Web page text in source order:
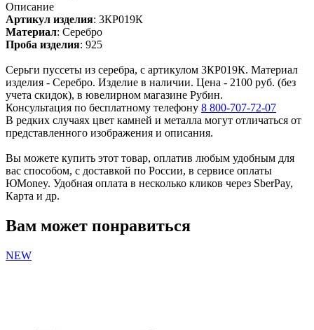
Описание
Артикул изделия: 3КР019К
Материал: Серебро
Проба изделия: 925
Серьги пуссеты из серебра, с артикулом 3КР019К. Материал
изделия - Серебро. Изделие в наличии. Цена - 2100 руб. (без
учета скидок), в ювелирном магазине Рубин.
Консультация по бесплатному телефону 8 800-707-72-07
В редких случаях цвет камней и металла могут отличаться от
представленного изображения и описания.
Вы можете купить этот товар, оплатив любым удобным для
вас способом, с доставкой по России, в сервисе оплаты
ЮMoney. Удобная оплата в несколько кликов через SberPay,
Карта и др.
Вам может понравиться
NEW